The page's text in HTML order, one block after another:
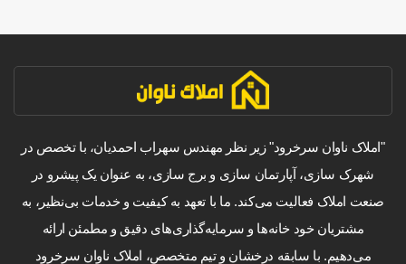
"املاک ناوان سرخرود" زیر نظر مهندس سهراب احمدیان، با تخصص در
شهرک سازی، آپارتمان سازی و برج سازی، به عنوان یک پیشرو در
صنعت املاک فعالیت می‌کند. ما با تعهد به کیفیت و خدمات بی‌نظیر، به
مشتریان خود خانه‌ها و سرمایه‌گذاری‌های دقیق و مطمئن ارائه
می‌دهیم. با سابقه درخشان و تیم متخصص، املاک ناوان سرخرود